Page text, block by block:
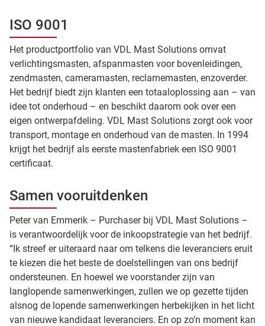
ISO 9001
Het productportfolio van VDL Mast Solutions omvat
verlichtingsmasten, afspanmasten voor bovenleidingen,
zendmasten, cameramasten, reclamemasten, enzoverder.
Het bedrijf biedt zijn klanten een totaaloplossing aan – van
idee tot onderhoud – en beschikt daarom ook over een
eigen ontwerpafdeling. VDL Mast Solutions zorgt ook voor
transport, montage en onderhoud van de masten. In 1994
krijgt het bedrijf als eerste mastenfabriek een ISO 9001
certificaat.
Samen vooruitdenken
Peter van Emmerik – Purchaser bij VDL Mast Solutions –
is verantwoordelijk voor de inkoopstrategie van het bedrijf.
“Ik streef er uiteraard naar om telkens die leveranciers eruit
te kiezen die het beste de doelstellingen van ons bedrijf
ondersteunen. En hoewel we voorstander zijn van
langlopende samenwerkingen, zullen we op gezette tijden
alsnog de lopende samenwerkingen herbekijken in het licht
van nieuwe kandidaat leveranciers. En op zo’n moment kan